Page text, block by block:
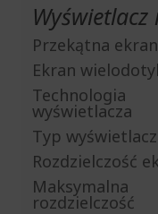
Przekątna
Ekran
Technologia
wyświetlacza
Typ
Rozdzielczość
Maksymalna
rozdzielczość